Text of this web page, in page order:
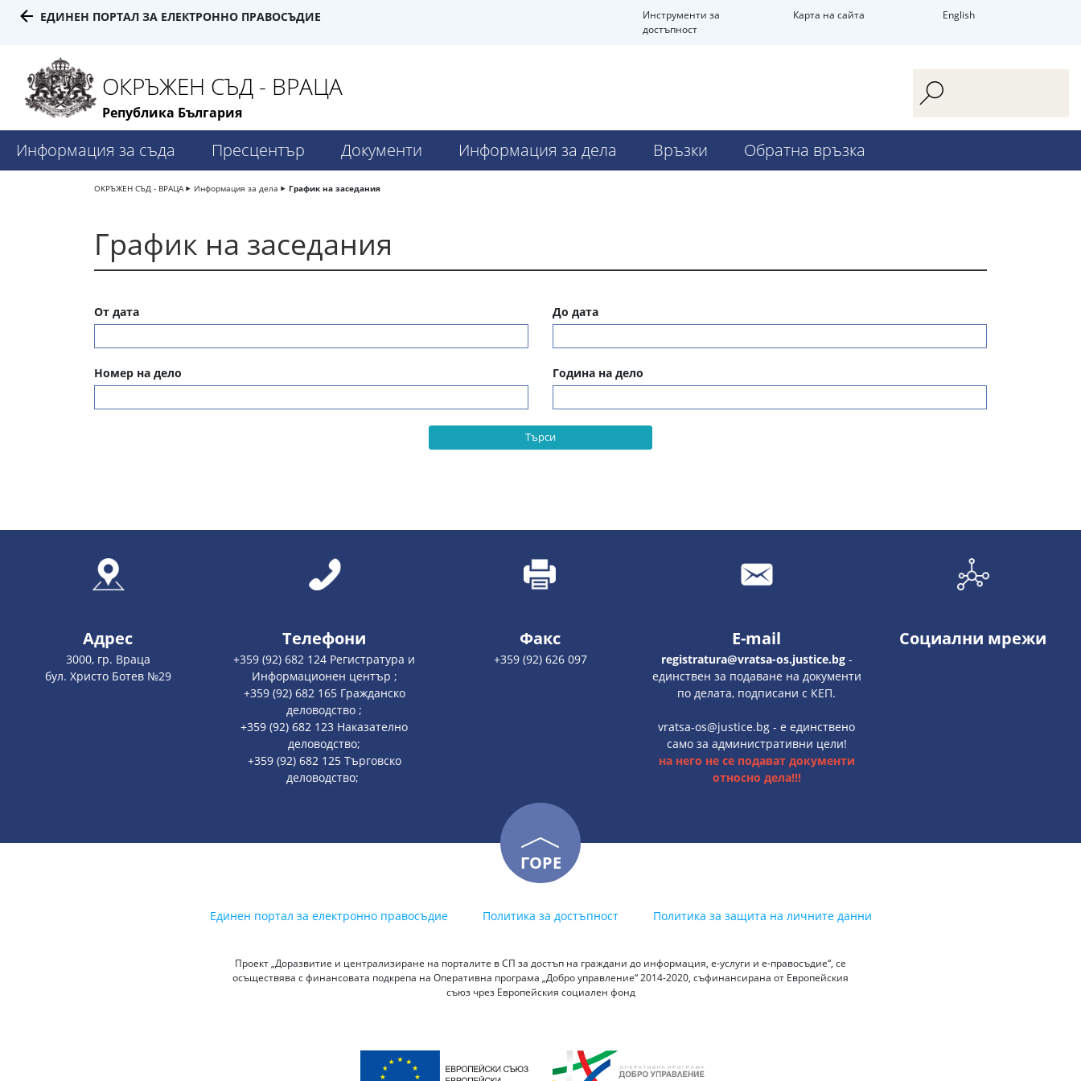
ЕДИНЕН ПОРТАЛ ЗА ЕЛЕКТРОННО ПРАВОСЪДИЕ
Инструменти за
достъпност
Карта на сайта English
ОКРЪЖЕН СЪД - ВРАЦА
Република България
Информация за съда Пресцентър Документи Информация за дела Връзки Обратна връзка
ОКРЪЖЕН СЪД - ВРАЦА Информация за дела График на заседания
График на заседания
От дата До дата
Номер на дело Година на дело
Търси
Адрес
3000, гр. Враца
бул. Христо Ботев №29
Телефони
+359 (92) 682 124 Регистратура и
Информационен център ;
+359 (92) 682 165 Гражданско
деловодство ;
+359 (92) 682 123 Наказателно
деловодство;
+359 (92) 682 125 Търговско
деловодство;
Факс
+359 (92) 626 097
E-mail
registratura@vratsa-os.justice.bg-
единствен за подаване на документи
по делата, подписани с КЕП.
vratsa-os@justice.bg - е единствено
само за административни цели!
на него не се подават документи
относно дела!!!
Социални мрежи
ГОРЕ
Единен портал за електронно правосъдие Политика за достъпност Политика за защита на личните данни
Проект „Доразвитие и централизиране на порталите в СП за достъп на граждани до информация, е-услуги и е-правосъдие“, се
осъществява с финансовата подкрепа на Оперативна програма „Добро управление“ 2014-2020, съфинансирана от Европейския
съюз чрез Европейския социален фонд